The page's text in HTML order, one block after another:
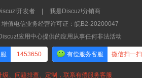
开发者
我是Discuz!分销商
增值电信业务经营许可证：皖B2-20200047
应用中心提供的应用从事任何非法活动
1453650 有偿服务客服 微信扫一扫
级、问题排查、定制，联系有偿服务客服